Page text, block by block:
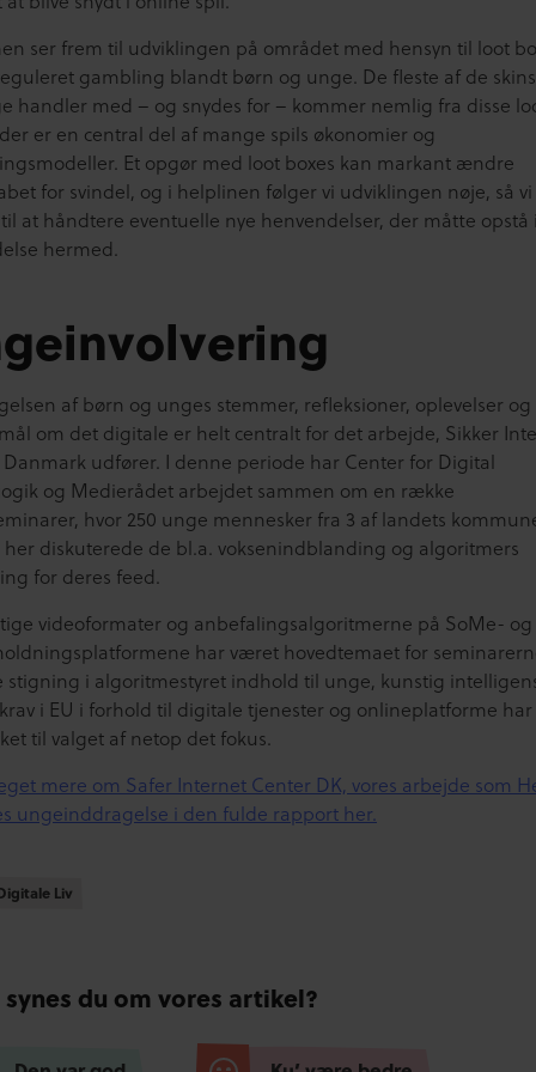
ser frem til udviklingen på området med hensyn til loot
gambling blandt børn og unge. De fleste af de
handler med – og snydes for – kommer nemlig fra disse
er en central del af mange spils økonomier og
Et opgør med loot boxes kan markant ændre
for svindel, og i helplinen følger vi udviklingen nøje, så vi
at håndtere eventuelle nye henvendelser, der måtte opstå
hermed.
af børn og unges stemmer, refleksioner, oplevelser og
om det digitale er helt centralt for det arbejde, Sikker
udfører. I denne periode har Center for Digital
og Medierådet arbejdet sammen om en række
hvor 250 unge mennesker fra 3 af landets
diskuterede de bl.a. voksenindblanding og algoritmers
for deres feed.
videoformater og anbefalingsalgoritmerne på SoMe- og
har været hovedtemaet for
stigning i algoritmestyret indhold til unge, kunstig
i EU i forhold til digitale tjenester og onlineplatforme har
til valget af netop det fokus.
mere om Safer Internet Center DK, vores arbejde som
ungeinddragelse i den fulde rapport her.
Liv
Liv
synes du om vores artikel?